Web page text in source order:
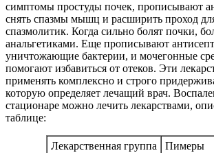
симптомы простуды почек, прописывают
снять спазмы мышц и расширить проход
спазмолитик. Когда сильно болят почки,
анальгетиками. Еще прописывают
уничтожающие бактерии, и мочегонные
помогают избавиться от отеков. Эти
применять комплексно и строго
которую определяет лечащий врач.
стационаре можно лечить лекарствами,
таблице:
Лекарственная группа Пимеры